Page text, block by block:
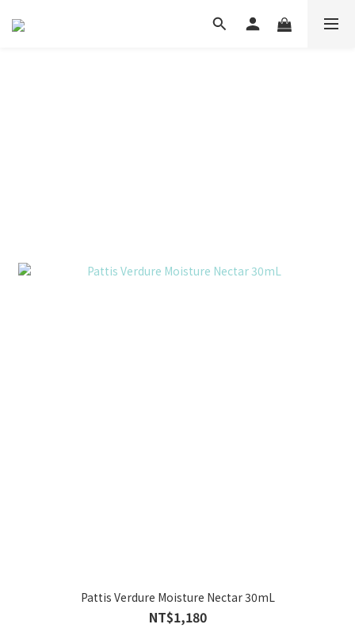
Pattis Verdure Moisture Nectar 30mL
NT$1,180